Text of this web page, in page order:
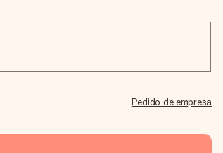
Pedido de empresa